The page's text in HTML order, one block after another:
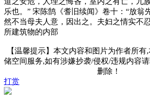
乐也。” 宋陈鹄《耆旧续闻》卷十：“放翁
然不当母夫人意，因出之。夫妇之情实不
所建筑物的内部
【温馨提示】本文内容和图片为作者所
储空间服务,如有涉嫌抄袭/侵权/违规内容请
删除！
打赏